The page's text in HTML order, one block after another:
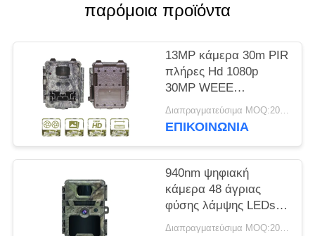
ΠΟΛΙΤΙΚΉ
ΑΠΟΡΡΉΤΟΥ
παρόμοια προϊόντα
13MP κάμερα 30m PIR
πλήρες Hd 1080p
30MP WEEE
παιχνιδιών CMOS
Wildview
Διαπραγματεύσιμα MOQ:20pcs
ΕΠΙΚΟΙΝΩΝΙΑ
940nm ψηφιακή
κάμερα 48 άγριας
φύσης λάμψης LEDs
καμία πυράκτωση PIR Διαπραγματεύσιμα MOQ:20pcs